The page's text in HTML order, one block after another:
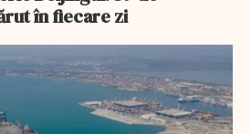
în fiecare zi